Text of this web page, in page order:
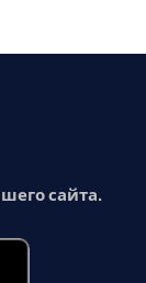
сайта.